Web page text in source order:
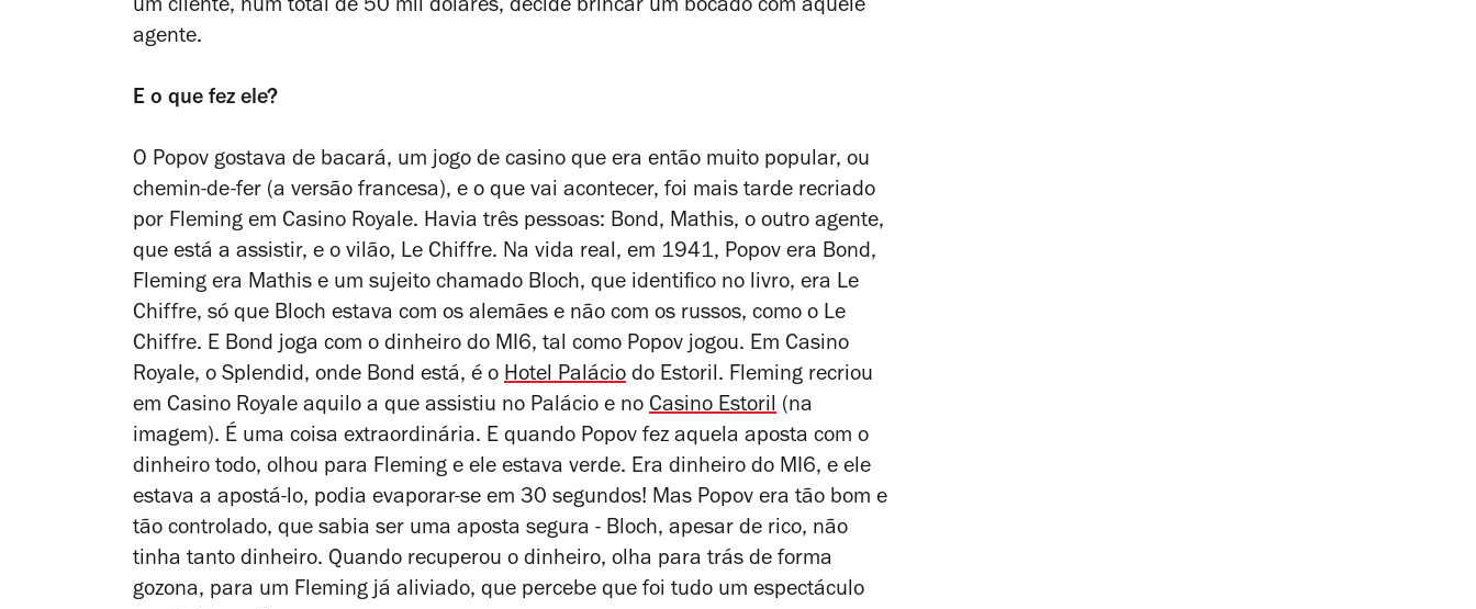
um cliente, num total de 50 mil dólares, decide brincar um bocado com aquele
agente.
E o que fez ele?
O Popov gostava de bacará, um jogo de casino que era então muito popular, ou
chemin-de-fer (a versão francesa), e o que vai acontecer, foi mais tarde recriado
por Fleming em Casino Royale. Havia três pessoas: Bond, Mathis, o outro agente,
que está a assistir, e o vilão, Le Chiffre. Na vida real, em 1941, Popov era Bond,
Fleming era Mathis e um sujeito chamado Bloch, que identifico no livro, era Le
Chiffre, só que Bloch estava com os alemães e não com os russos, como o Le
Chiffre. E Bond joga com o dinheiro do MI6, tal como Popov jogou. Em Casino
Royale, o Splendid, onde Bond está, é o Hotel Palácio do Estoril. Fleming recriou
em Casino Royale aquilo a que assistiu no Palácio e no Casino Estoril (na
imagem). É uma coisa extraordinária. E quando Popov fez aquela aposta com o
dinheiro todo, olhou para Fleming e ele estava verde. Era dinheiro do MI6, e ele
estava a apostá-lo, podia evaporar-se em 30 segundos! Mas Popov era tão bom e
tão controlado, que sabia ser uma aposta segura - Bloch, apesar de rico, não
tinha tanto dinheiro. Quando recuperou o dinheiro, olha para trás de forma
gozona, para um Fleming já aliviado, que percebe que foi tudo um espectáculo